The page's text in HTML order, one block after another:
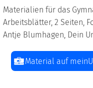
Materialien für das
Arbeitsblätter, 2 Seiten,
Antje Blumhagen, Dein
Material auf